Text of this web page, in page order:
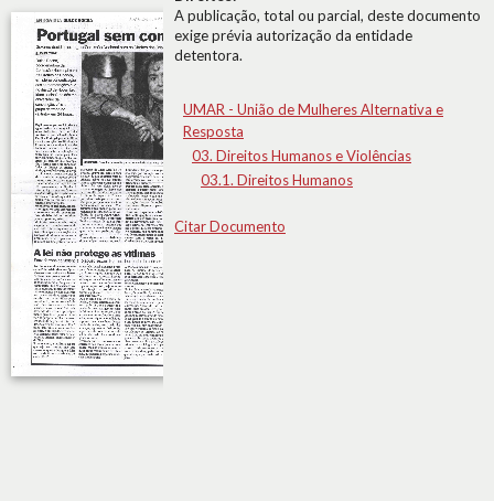
A publicação, total ou parcial, deste documento
exige prévia autorização da entidade
detentora.
UMAR - União de Mulheres Alternativa e
Resposta
03. Direitos Humanos e Violências
03.1. Direitos Humanos
Citar Documento